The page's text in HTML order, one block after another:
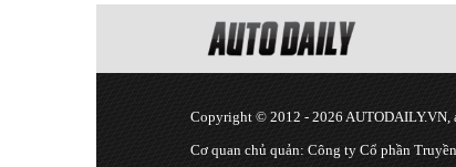
Copyright © 2012 - 2026 AUTODAILY.VN,
Cơ quan chủ quản: Công ty Cổ phần